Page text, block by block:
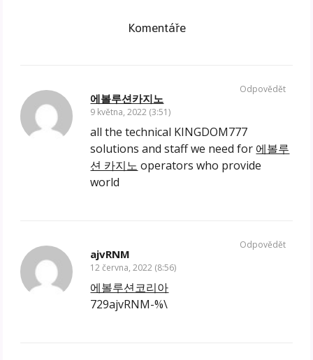
Komentáře
에볼루션카지노
9 května, 2022 (3:51)
all the technical KINGDOM777
solutions and staff we need for 에볼루
션 카지노 operators who provide
world
Odpovědět
ajvRNM
12 června, 2022 (8:56)
에볼루션코리아
729ajvRNM-%\
Odpovědět